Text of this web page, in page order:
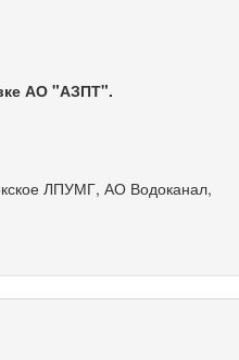
АО "АЗПТ".
ЛПУМГ, АО Водоканал,